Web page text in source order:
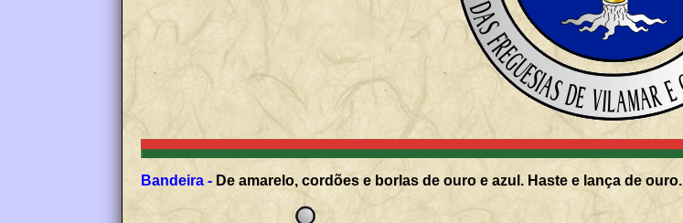
Bandeira - De amarelo, cordões e borlas de ouro e azul. Haste e lança de ouro.